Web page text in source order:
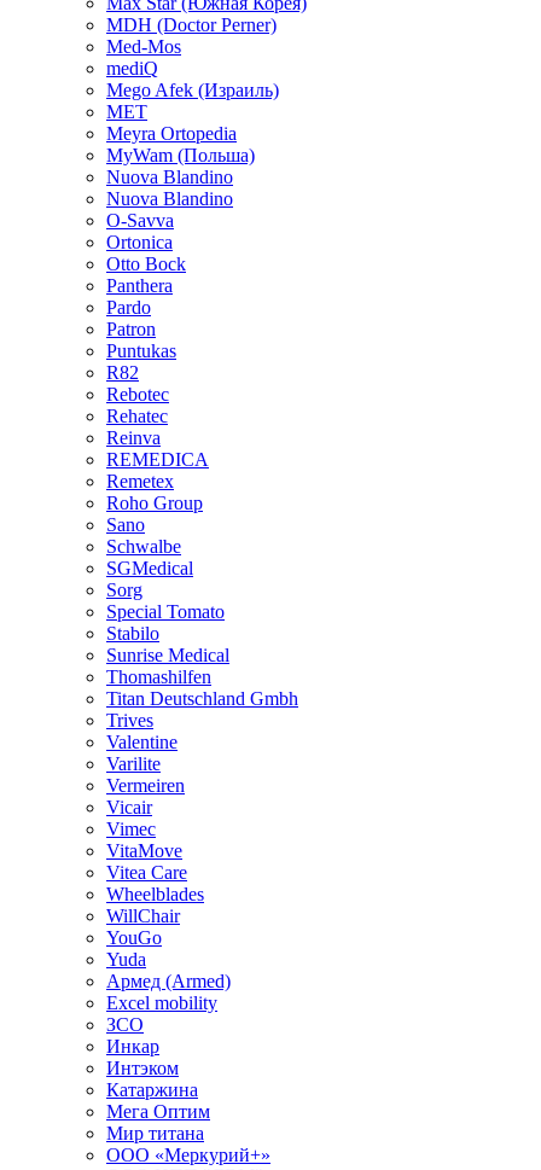
MDH (Doctor Perner)
Med-Mos
mediQ
Mego Afek (Израиль)
MET
Meyra Ortopedia
MyWam (Польша)
Nuova Blandino
Nuova Blandino
O-Savva
Ortonica
Otto Bock
Panthera
Pardo
Patron
Puntukas
R82
Rebotec
Rehatec
Reinva
REMEDICA
Remetex
Roho Group
Sano
Schwalbe
SGMedical
Sorg
Special Tomato
Stabilo
Sunrise Medical
Thomashilfen
Titan Deutschland Gmbh
Trives
Valentine
Varilite
Vermeiren
Vicair
Vimec
VitaMove
Vitea Care
Wheelblades
WillChair
YouGo
Yuda
Армед (Armed)
Еxcel mobility
ЗСО
Инкар
Интэком
Катаржина
Мега Оптим
Мир титана
ООО «Меркурий+»